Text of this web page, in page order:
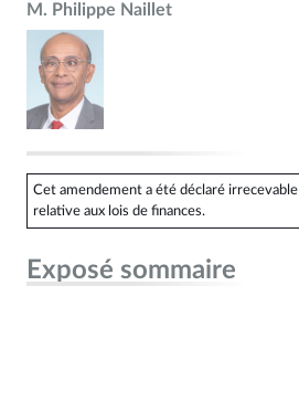
M. Philippe Naillet
Cet amendement a été déclaré
relative aux lois de finances.
Exposé sommaire